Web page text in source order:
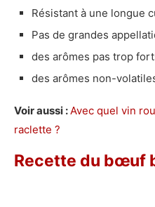
Résistant à une longue
Pas de grandes
des arômes pas trop
des arômes non-
Voir aussi : Avec quel vin
raclette ?
Recette du bœuf